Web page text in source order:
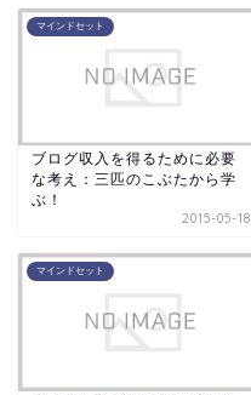
マインドセット
ブログ収入を得るために必要
な考え：三匹のこぶたから学
ぶ！
2015-05-18
マインドセット